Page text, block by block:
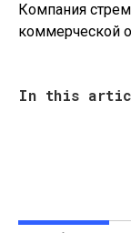
Компания
коммерческой
In this